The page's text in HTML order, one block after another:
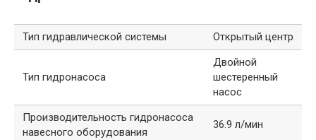
Тип гидравлической системы Открытый центр
Тип гидронасоса
Двойной
шестеренный
насос
Производительность гидронасоса
навесного оборудования
36.9 л/мин